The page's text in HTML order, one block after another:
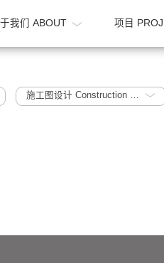
关于我们 ABOUT